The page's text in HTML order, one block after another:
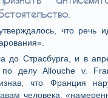
что речь
до Страсбурга, и в
по делу Allouche v.
что Франция
человека,